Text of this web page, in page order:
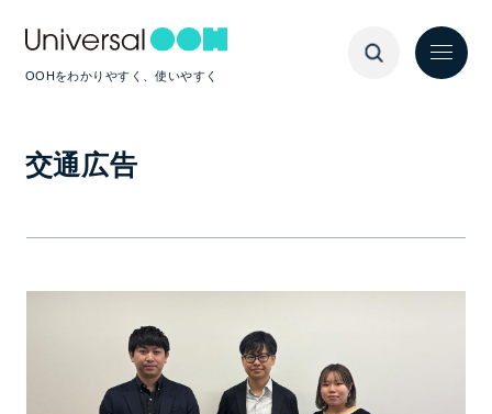
OOHをわかりやすく、使いやすく
交通広告